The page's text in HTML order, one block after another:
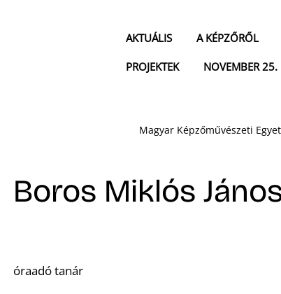
AKTUÁLIS A KÉPZŐRŐL
PROJEKTEK
NOVEMBER 25.
Magyar Képzőművészeti
Boros Miklós
óraadó tanár